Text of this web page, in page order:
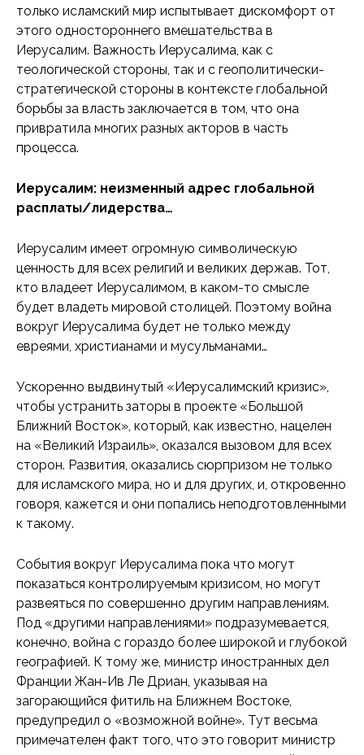
только исламский мир испытывает дискомфорт от
этого одностороннего вмешательства в
Иерусалим. Важность Иерусалима, как с
теологической стороны, так и с геополитически-
стратегической стороны в контексте глобальной
борьбы за власть заключается в том, что она
привратила многих разных акторов в часть
процесса.
Иерусалим: неизменный адрес глобальной
расплаты/лидерства…
Иерусалим имеет огромную символическую
ценность для всех религий и великих держав. Тот,
кто владеет Иерусалимом, в каком-то смысле
будет владеть мировой столицей. Поэтому война
вокруг Иерусалима будет не только между
евреями, христианами и мусульманами…
Ускоренно выдвинутый «Иерусалимский кризис»,
чтобы устранить заторы в проекте «Большой
Ближний Восток», который, как известно, нацелен
на «Великий Израиль», оказался вызовом для всех
сторон. Развития, оказались сюрпризом не только
для исламского мира, но и для других, и, откровенно
говоря, кажется и они попались неподготовленными
к такому.
События вокруг Иерусалима пока что могут
показаться контролируемым кризисом, но могут
развеяться по совершенно другим направлениям.
Под «другими направлениями» подразумевается,
конечно, война с гораздо более широкой и глубокой
географией. К тому же, министр иностранных дел
Франции Жан-Ив Ле Дриан, указывая на
загорающийся фитиль на Ближнем Востоке,
предупредил о «возможной войне». Тут весьма
примечателен факт того, что это говорит министр